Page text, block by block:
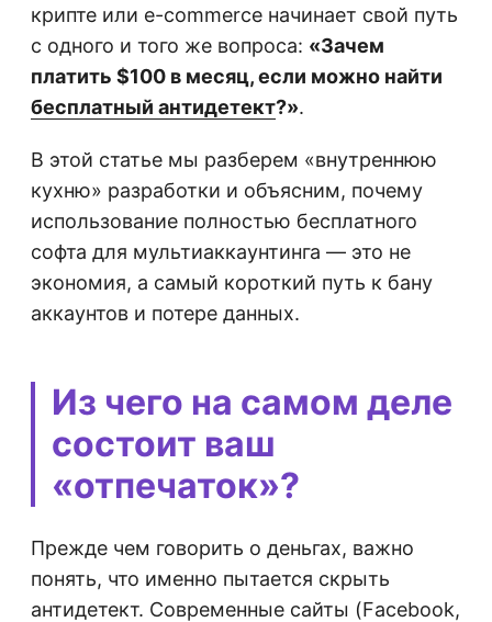
крипте или e-commerce начинает свой путь
с одного и того же вопроса: «Зачем
платить $100 в месяц, если можно найти
бесплатный антидетект?».
В этой статье мы разберем «внутреннюю
кухню» разработки и объясним, почему
использование полностью бесплатного
софта для мультиаккаунтинга — это не
экономия, а самый короткий путь к бану
аккаунтов и потере данных.
Из чего на самом деле
состоит ваш
«отпечаток»?
Прежде чем говорить о деньгах, важно
понять, что именно пытается скрыть
антидетект. Современные сайты (Facebook,